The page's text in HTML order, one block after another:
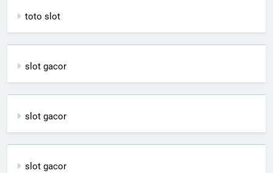
toto slot
slot gacor
slot gacor
slot gacor